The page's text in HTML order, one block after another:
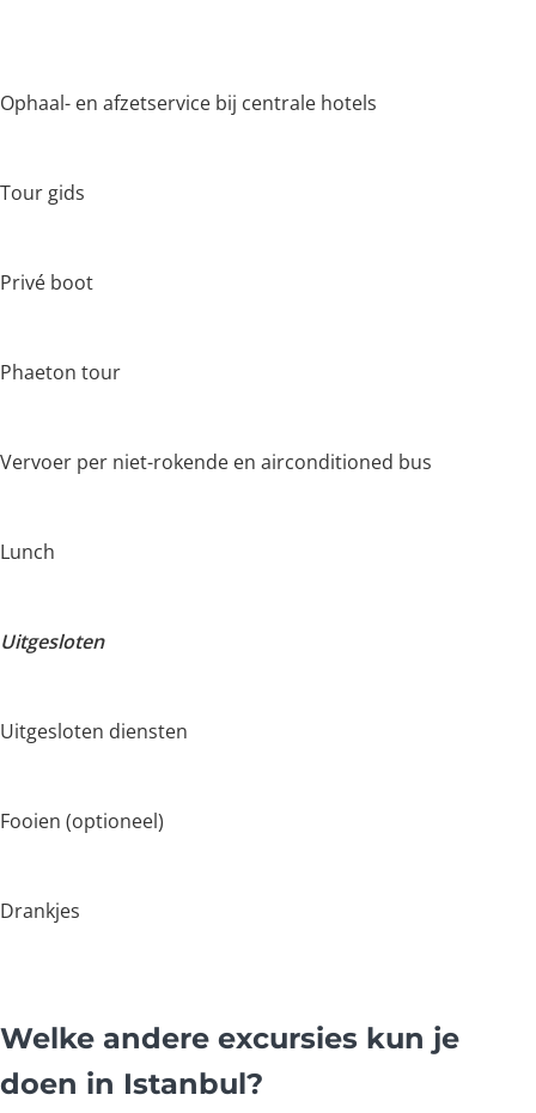
Ophaal- en afzetservice bij centrale hotels
Tour gids
Privé boot
Phaeton tour
Vervoer per niet-rokende en airconditioned bus
Lunch
Uitgesloten
Uitgesloten diensten
Fooien (optioneel)
Drankjes
Welke andere excursies kun je
doen in Istanbul?